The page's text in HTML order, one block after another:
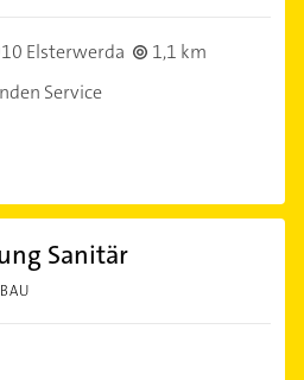
Elsterwerda
1,1 km
Service
Sanitär